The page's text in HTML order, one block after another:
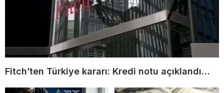
Fitch’ten Türkiye kararı: Kredi notu açıklandı…